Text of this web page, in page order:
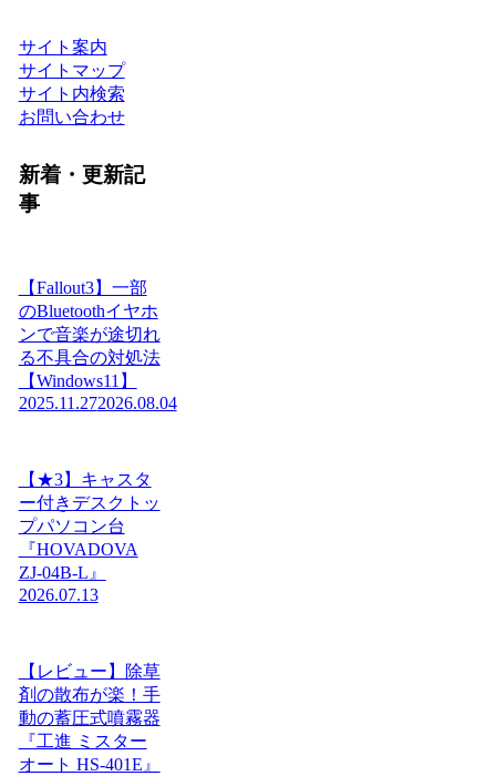
サイト案内
サイトマップ
サイト内検索
お問い合わせ
新着・更新記
事
【Fallout3】一部
のBluetoothイヤホ
ンで音楽が途切れ
る不具合の対処法
【Windows11】
2025.11.272026.08.04
【★3】キャスタ
ー付きデスクトッ
プパソコン台
『HOVADOVA
ZJ-04B-L』
2026.07.13
【レビュー】除草
剤の散布が楽！手
動の蓄圧式噴霧器
『工進 ミスター
オート HS-401E』